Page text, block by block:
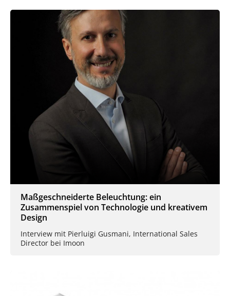
Maßgeschneiderte Beleuchtung: ein
Zusammenspiel von Technologie und kreativem
Design
Interview mit Pierluigi Gusmani, International Sales
Director bei Imoon